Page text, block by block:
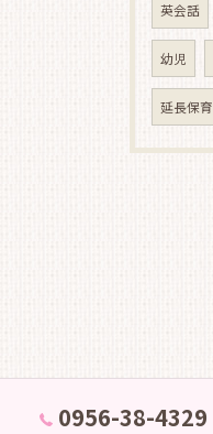
英会話
幼児
延長保育
0956-38-4329